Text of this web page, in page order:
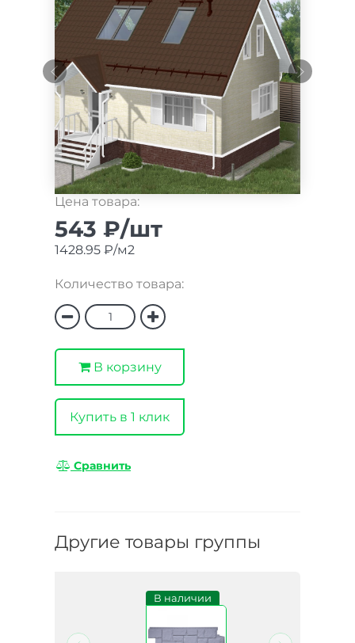
Цена товара:
543 ₽/шт
1428.95 ₽/м2
Количество товара:
В корзину
Купить в 1 клик
Сравнить
Другие товары группы
В наличии